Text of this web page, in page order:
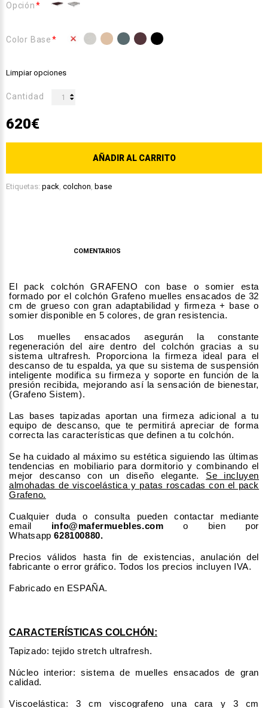
Opción
Color Base
Limpiar opciones
Cantidad
620€
AÑADIR AL CARRITO
Etiquetas: pack, colchon, base
COMENTARIOS
El pack colchón GRAFENO con base o somier esta
formado por el colchón Grafeno muelles ensacados de 32
cm de grueso con gran adaptabilidad y firmeza + base o
somier disponible en 5 colores, de gran resistencia.
Los muelles ensacados asegurán la constante
regeneración del aire dentro del colchón gracias a su
sistema ultrafresh. Proporciona la firmeza ideal para el
descanso de tu espalda, ya que su sistema de suspensión
inteligente modifica su firmeza y soporte en función de la
presión recibida, mejorando así la sensación de bienestar,
(Grafeno Sistem).
Las bases tapizadas aportan una firmeza adicional a tu
equipo de descanso, que te permitirá apreciar de forma
correcta las características que definen a tu colchón.
Se ha cuidado al máximo su estética siguiendo las últimas
tendencias en mobiliario para dormitorio y combinando el
mejor descanso con un diseño elegante. Se incluyen
almohadas de viscoelástica y patas roscadas con el pack
Grafeno.
Cualquier duda o consulta pueden contactar mediante
email
info@mafermuebles.com o bien por
Whatsapp628100880.
Precios válidos hasta fin de existencias, anulación del
fabricante o error gráfico. Todos los precios incluyen IVA.
Fabricado en ESPAÑA.
CARACTERÍSTICAS COLCHÓN:
Tapizado: tejido stretch ultrafresh.
Núcleo interior: sistema de muelles ensacados de gran
calidad.
Viscoelástica: 3 cm viscografeno una cara y 3 cm